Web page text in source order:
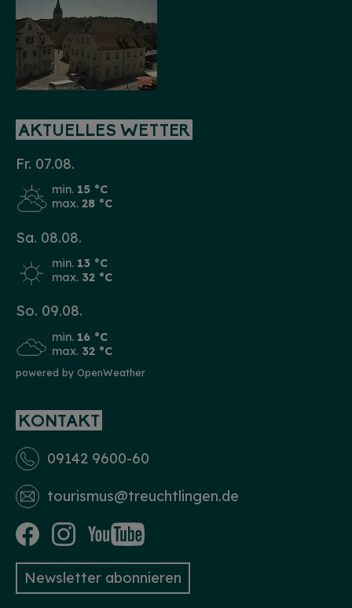
AKTUELLES WETTER
Fr. 07.08.
min. 15 °C
max. 28 °C
Sa. 08.08.
min. 13 °C
max. 32 °C
So. 09.08.
min. 16 °C
max. 32 °C
powered by OpenWeather
KONTAKT
09142 9600-60
tourismus­@treuchtlingen.de
Newsletter abonnieren